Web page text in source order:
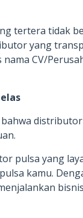
tertera tidak
yang
CV/
pulsa yang
kamu.